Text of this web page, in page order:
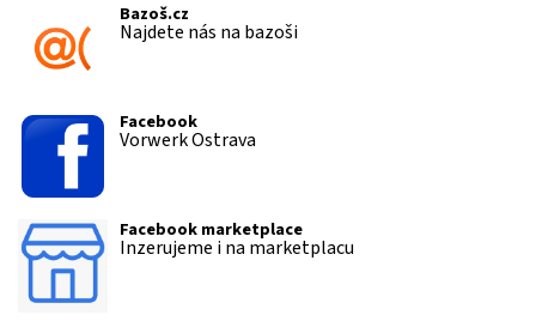
Bazoš.cz
Najdete nás na bazoši
Facebook
Vorwerk Ostrava
Facebook marketplace
Inzerujeme i na marketplacu